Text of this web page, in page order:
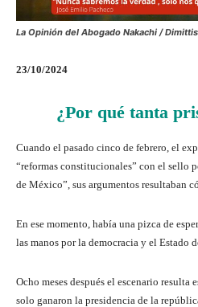
La Opinión del Abogado Nakachi / Dimittis
23/10/2024
¿Por qué tanta
Cuando el pasado cinco de febrero, el
“reformas constitucionales” con el sello
de México”, sus argumentos resultaban
En ese momento, había una pizca de
las manos por la democracia y el Estado
Ocho meses después el escenario resulta
solo ganaron la presidencia de la